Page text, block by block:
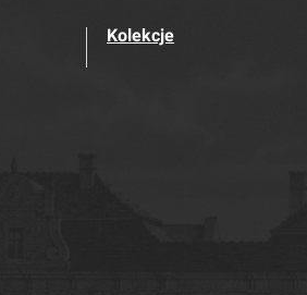
Kolekcje